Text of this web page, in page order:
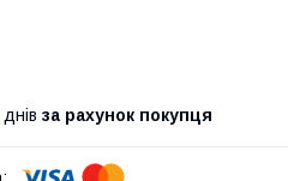
за рахунок покупця